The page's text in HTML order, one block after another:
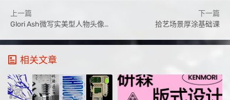
上一篇
Glori Ash微写实美型人物头像特训班第2季
下一篇
拾艺场景厚涂基础课
相关文章